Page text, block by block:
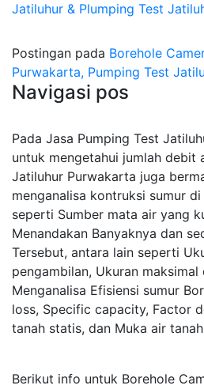
Jatiluhur & Plumping Test
Postingan pada Borehole
Purwakarta, Pumping Test
Navigasi pos
Pada Jasa Pumping Test
untuk mengetahui jumlah debit
Jatiluhur Purwakarta juga
menganalisa kontruksi sumur
seperti Sumber mata air yang
Menandakan Banyaknya dan
Tersebut, antara lain seperti
pengambilan, Ukuran
Menganalisa Efisiensi sumur
loss, Specific capacity, Factor
tanah statis, dan Muka air
Berikut info untuk Borehole